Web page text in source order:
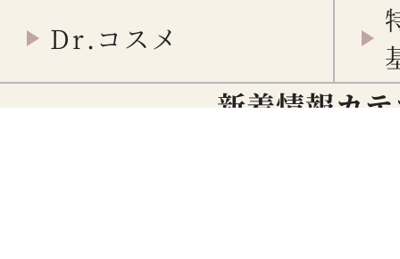
Dr.コスメ
新着情報カ